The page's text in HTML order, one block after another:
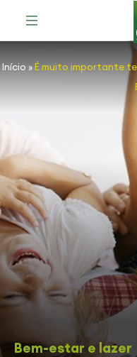
Início »É muito importante
Bem-estar e lazer